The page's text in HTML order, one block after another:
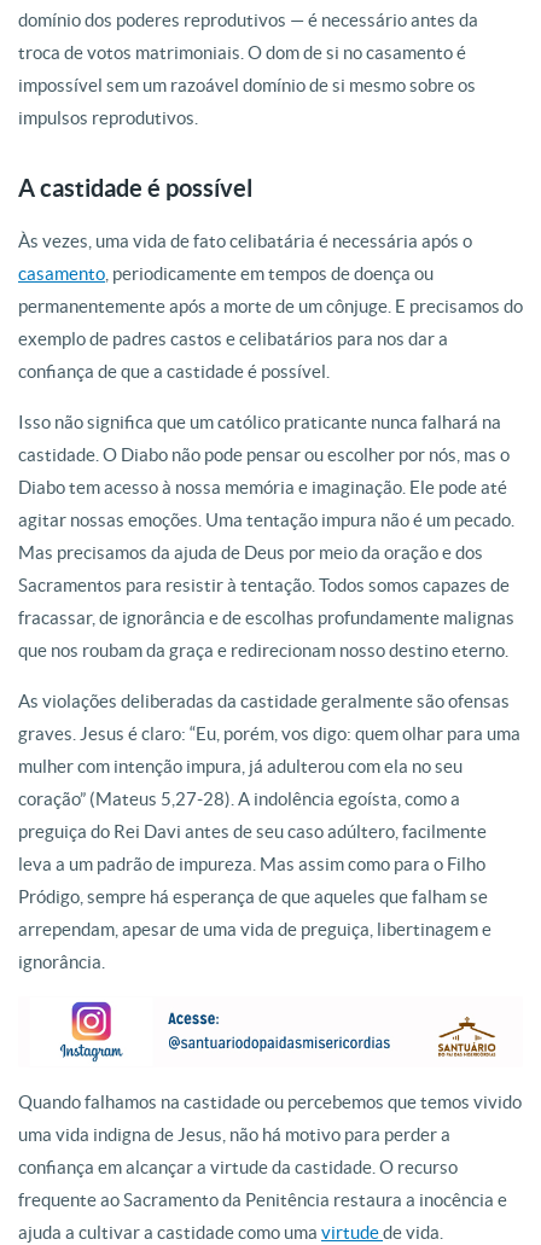
domínio dos poderes reprodutivos — é necessário antes da
troca de votos matrimoniais. O dom de si no casamento é
impossível sem um razoável domínio de si mesmo sobre os
impulsos reprodutivos.
A castidade é possível
Às vezes, uma vida de fato celibatária é necessária após o
casamento , periodicamente em tempos de doença ou
permanentemente após a morte de um cônjuge. E precisamos do
exemplo de padres castos e celibatários para nos dar a
confiança de que a castidade é possível.
Isso não significa que um católico praticante nunca falhará na
castidade. O Diabo não pode pensar ou escolher por nós, mas o
Diabo tem acesso à nossa memória e imaginação. Ele pode até
agitar nossas emoções. Uma tentação impura não é um pecado.
Mas precisamos da ajuda de Deus por meio da oração e dos
Sacramentos para resistir à tentação. Todos somos capazes de
fracassar, de ignorância e de escolhas profundamente malignas
que nos roubam da graça e redirecionam nosso destino eterno.
As violações deliberadas da castidade geralmente são ofensas
graves. Jesus é claro: “Eu, porém, vos digo: quem olhar para uma
mulher com intenção impura, já adulterou com ela no seu
coração” (Mateus 5,27-28). A indolência egoísta, como a
preguiça do Rei Davi antes de seu caso adúltero, facilmente
leva a um padrão de impureza. Mas assim como para o Filho
Pródigo, sempre há esperança de que aqueles que falham se
arrependam, apesar de uma vida de preguiça, libertinagem e
ignorância.
Quando falhamos na castidade ou percebemos que temos vivido
uma vida indigna de Jesus, não há motivo para perder a
confiança em alcançar a virtude da castidade. O recurso
frequente ao Sacramento da Penitência restaura a inocência e
ajuda a cultivar a castidade como uma virtudede vida.